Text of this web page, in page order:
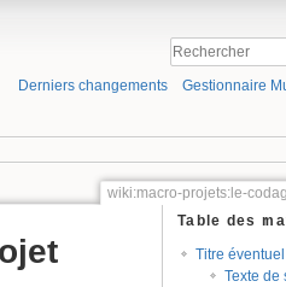
Derniers changements Gestionnaire
wiki:macro-projets:le-
Table des
Titre
Texte de